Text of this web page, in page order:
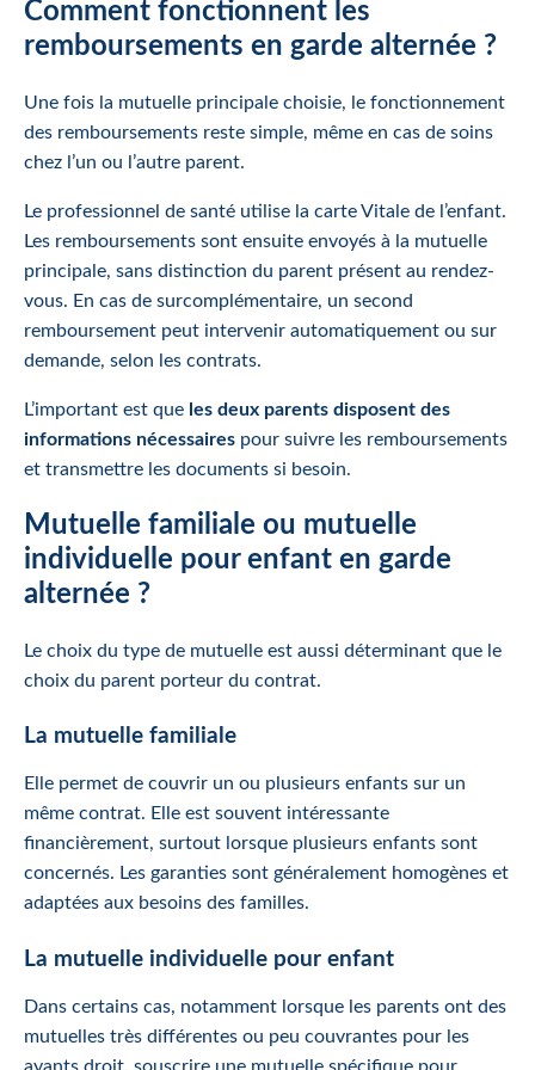
Comment fonctionnent les
remboursements en garde alternée ?
Une fois la mutuelle principale choisie, le fonctionnement
des remboursements reste simple, même en cas de soins
chez l’un ou l’autre parent.
Le professionnel de santé utilise la carte Vitale de l’enfant.
Les remboursements sont ensuite envoyés à la mutuelle
principale, sans distinction du parent présent au rendez-
vous. En cas de surcomplémentaire, un second
remboursement peut intervenir automatiquement ou sur
demande, selon les contrats.
L’important est que les deux parents disposent des
informations nécessaires pour suivre les remboursements
et transmettre les documents si besoin.
Mutuelle familiale ou mutuelle
individuelle pour enfant en garde
alternée ?
Le choix du type de mutuelle est aussi déterminant que le
choix du parent porteur du contrat.
La mutuelle familiale
Elle permet de couvrir un ou plusieurs enfants sur un
même contrat. Elle est souvent intéressante
financièrement, surtout lorsque plusieurs enfants sont
concernés. Les garanties sont généralement homogènes et
adaptées aux besoins des familles.
La mutuelle individuelle pour enfant
Dans certains cas, notamment lorsque les parents ont des
mutuelles très différentes ou peu couvrantes pour les